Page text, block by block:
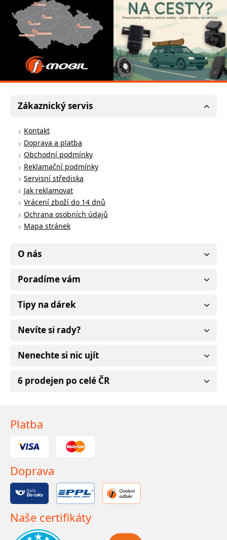
Zákaznický servis
Kontakt
Doprava a platba
Obchodní podmínky
Reklamační podmínky
Servisní střediska
Jak reklamovat
Vrácení zboží do 14 dnů
Ochrana osobních údajů
Mapa stránek
O nás
Poradíme vám
Tipy na dárek
Nevíte si rady?
Nenechte si nic ujít
6 prodejen po celé ČR
Platba
Doprava
Naše certifikáty